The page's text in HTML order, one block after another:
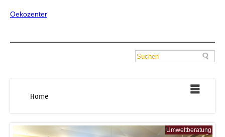
Oekozenter
Home
Umweltberatung